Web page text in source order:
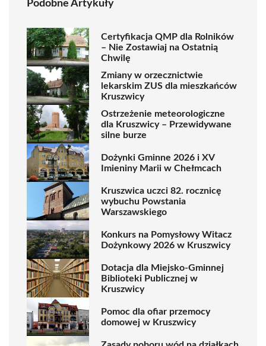
Podobne Artykuły
Certyfikacja QMP dla Rolników
– Nie Zostawiaj na Ostatnią
Chwilę
Zmiany w orzecznictwie
lekarskim ZUS dla mieszkańców
Kruszwicy
Ostrzeżenie meteorologiczne
dla Kruszwicy – Przewidywane
silne burze
Dożynki Gminne 2026 i XV
Imieniny Marii w Chełmcach
Kruszwica uczci 82. rocznicę
wybuchu Powstania
Warszawskiego
Konkurs na Pomysłowy Witacz
Dożynkowy 2026 w Kruszwicy
Dotacja dla Miejsko-Gminnej
Biblioteki Publicznej w
Kruszwicy
Pomoc dla ofiar przemocy
domowej w Kruszwicy